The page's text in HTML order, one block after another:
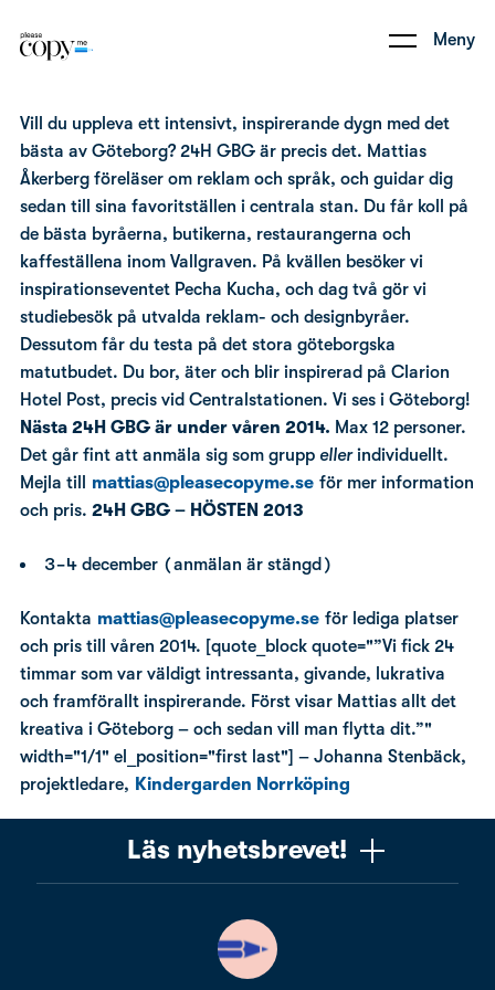
Meny
Vill du uppleva ett intensivt, inspirerande dygn med det
bästa av Göteborg? 24H GBG är precis det. Mattias
Åkerberg föreläser om reklam och språk, och guidar dig
sedan till sina favoritställen i centrala stan. Du får koll på
de bästa byråerna, butikerna, restaurangerna och
kaffeställena inom Vallgraven. På kvällen besöker vi
inspirationseventet Pecha Kucha, och dag två gör vi
studiebesök på utvalda reklam- och designbyråer.
Dessutom får du testa på det stora göteborgska
matutbudet. Du bor, äter och blir inspirerad på Clarion
Hotel Post, precis vid Centralstationen. Vi ses i Göteborg!
Nästa 24H GBG är under våren 2014. Max 12 personer.
Det går fint att anmäla sig som grupp ellerindividuellt.
Mejla till
mattias@pleasecopyme.se för mer information
och pris. 24H GBG – HÖSTEN 2013
3-4 december (anmälan är stängd)
Kontakta mattias@pleasecopyme.se för lediga platser
och pris till våren 2014. [quote_block quote="”Vi fick 24
timmar som var väldigt intressanta, givande, lukrativa
och framförallt inspirerande. Först visar Mattias allt det
kreativa i Göteborg – och sedan vill man flytta dit.”"
width="1/1" el_position="first last"] – Johanna Stenbäck,
projektledare, Kindergarden Norrköping
Läs nyhetsbrevet!
Ta chansen! Det är jag (Mattias) som skriver det, och
när du läser får du knep, verktyg och tankar som gör